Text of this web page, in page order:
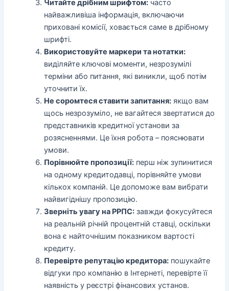
Читайте дрібним шрифтом: часто
найважливіша інформація, включаючи
приховані комісії, ховається саме в дрібному
шрифті.
Використовуйте маркери та нотатки:
виділяйте ключові моменти, незрозумілі
терміни або питання, які виникли, щоб потім
уточнити їх.
Не соромтеся ставити запитання: якщо вам
щось незрозуміло, не вагайтеся звертатися до
представників кредитної установи за
розясненнями. Це їхня робота – пояснювати
умови.
Порівнюйте пропозиції: перш ніж зупинитися
на одному кредитодавці, порівняйте умови
кількох компаній. Це допоможе вам вибрати
найвигіднішу пропозицію.
Зверніть увагу на РРПС: завжди фокусуйтеся
на реальній річній процентній ставці, оскільки
вона є найточнішим показником вартості
кредиту.
Перевірте репутацію кредитора: пошукайте
відгуки про компанію в Інтернеті, перевірте її
наявність у реєстрі фінансових установ.